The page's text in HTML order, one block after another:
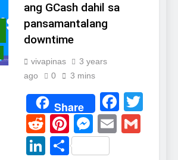
ang GCash dahil sa
pansamantalang
downtime
vivapinas
3 years
ago
0 3 mins
Share
Reddit
Pinterest
Email
LinkedIn
Share